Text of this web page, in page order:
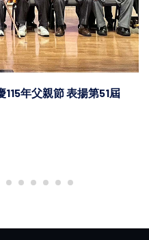
年父親節 表揚第51屆